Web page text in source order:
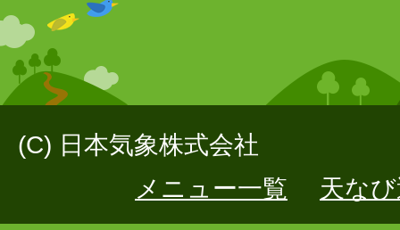
(C) 日本気象株式会社
メニュー一覧
天な